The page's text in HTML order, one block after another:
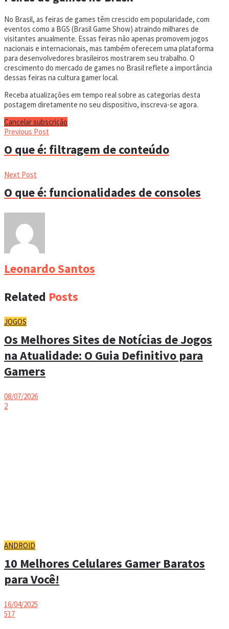
No Brasil, as feiras de games têm crescido em popularidade, com
eventos como a BGS (Brasil Game Show) atraindo milhares de
visitantes anualmente. Essas feiras não apenas promovem jogos
nacionais e internacionais, mas também oferecem uma plataforma
para desenvolvedores brasileiros mostrarem seu trabalho. O
crescimento do mercado de games no Brasil reflete a importância
dessas feiras na cultura gamer local.
Receba atualizações em tempo real sobre as categorias desta
postagem diretamente no seu dispositivo, inscreva-se agora.
Cancelar subscrição
Previous Post
O que é: filtragem de conteúdo
Next Post
O que é: funcionalidades de consoles
Leonardo Santos
Related Posts
JOGOS
Os Melhores Sites de Notícias de Jogos
na Atualidade: O Guia Definitivo para
Gamers
08/07/2026
2
ANDROID
10 Melhores Celulares Gamer Baratos
para Você!
16/04/2025
517